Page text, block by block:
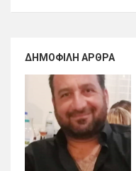
ΔΗΜΟΦΙΛΉ ΆΡΘΡΑ